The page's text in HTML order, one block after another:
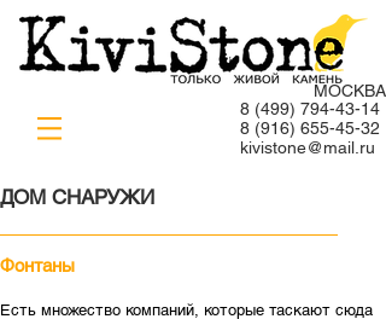
8 (499) 794-43-14
8 (916) 655-45-32
kivistone@mail.ru
МОСКВА
ДОМ СНАРУЖИ
Фонтаны​
Есть множество компаний, которые таскают сюда